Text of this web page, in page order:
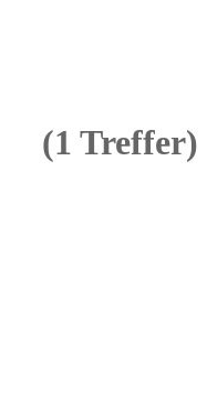
(1 Treffer)